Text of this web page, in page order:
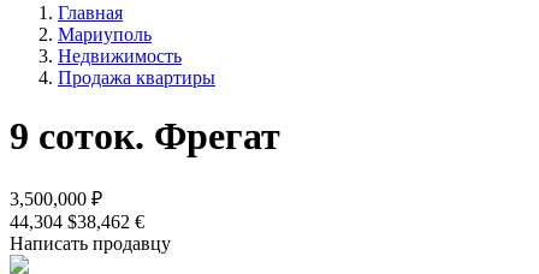
Главная
Мариуполь
Недвижимость
Продажа квартиры
9 соток. Фрегат
3,500,000 ₽
44,304 $38,462 €
Написать продавцу